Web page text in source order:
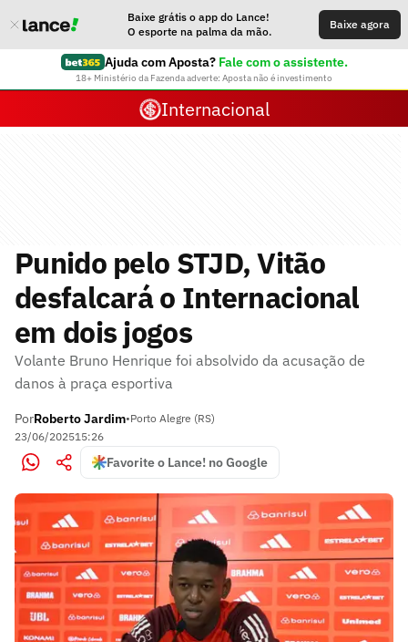
Baixe grátis o app do Lance!
O esporte na palma da mão.
Baixe agora
Ajuda com Aposta? Fale com o assistente.
18+ Ministério da Fazenda adverte: Aposta não é investimento
Internacional
Punido pelo STJD, Vitão
desfalcará o Internacional
em dois jogos
Volante Bruno Henrique foi absolvido da acusação de
danos à praça esportiva
PorRoberto Jardim•Porto Alegre (RS)
23/06/202515:26
Favorite o Lance! no Google